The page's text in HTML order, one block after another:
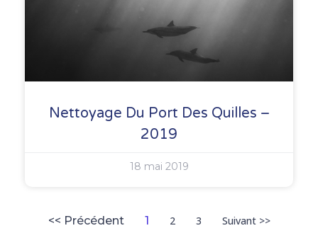
Nettoyage Du Port Des Quilles –
2019
18 mai 2019
<< Précédent 1 2 3 Suivant >>